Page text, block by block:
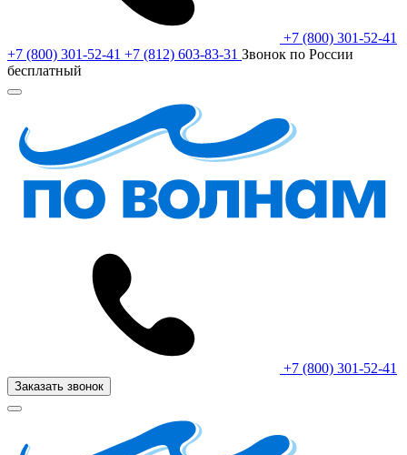
+7 (800) 301-52-41
+7 (800) 301-52-41 +7 (812) 603-83-31 Звонок по России
бесплатный
+7 (800) 301-52-41
Заказать звонок